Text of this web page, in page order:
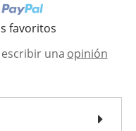
favoritos
una opinión